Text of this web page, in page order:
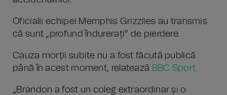
Oficialii echipei Memphis Grizzlies au transmis
că sunt „profund îndurerați” de pierdere.
Cauza morții subite nu a fost făcută publică
până în acest moment, relatează BBC Sport.
„Brandon a fost un coleg extraordinar și o